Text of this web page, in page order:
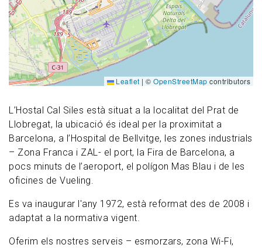
L’Hostal Cal Siles està situat a la localitat del Prat de
Llobregat, la ubicació és ideal per la proximitat a
Barcelona, a l’Hospital de Bellvitge, les zones industrials
– Zona Franca i ZAL- el port, la Fira de Barcelona, a
pocs minuts de l’aeroport, el polígon Mas Blau i de les
oficines de Vueling.
Es va inaugurar l'any 1972, està reformat des de 2008 i
adaptat a la normativa vigent.
Oferim els nostres serveis – esmorzars, zona Wi-Fi,
Leaflet | © OpenStreetMap contributors